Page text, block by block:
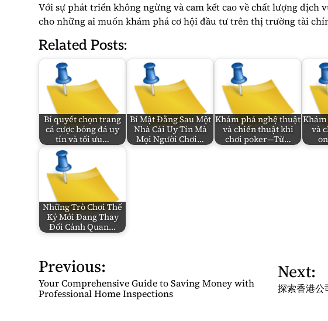
Với sự phát triển không ngừng và cam kết cao về chất lượng dịch
cho những ai muốn khám phá cơ hội đầu tư trên thị trường tài
Related Posts:
Bí quyết chọn trang
cá cược bóng đá uy
tín và tối ưu…
Bí Mật Đằng Sau Một
Nhà Cái Uy Tín Mà
Mọi Người Chơi…
Khám phá nghệ thuật
và chiến thuật khi
chơi poker—Từ…
và
Những Trò Chơi Thế
Kỷ Mới Đang Thay
Đổi Cảnh Quan…
P
o
s
Previous:
Your Comprehensive Guide to Saving Money with
Professional Home Inspections
Next:
探索香港公